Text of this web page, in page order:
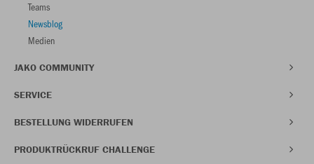
Teams
Newsblog
Medien
JAKO COMMUNITY
SERVICE
BESTELLUNG WIDERRUFEN
PRODUKTRÜCKRUF CHALLENGE